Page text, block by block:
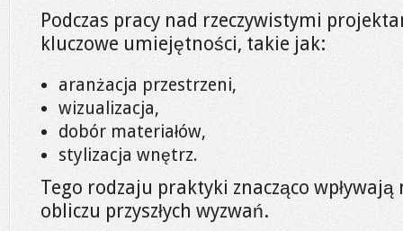
Podczas pracy nad rzeczywistymi
kluczowe umiejętności, takie jak:
aranżacja przestrzeni,
wizualizacja,
dobór materiałów,
stylizacja wnętrz.
Tego rodzaju praktyki znacząco
obliczu przyszłych wyzwań.